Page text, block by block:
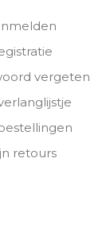
vergeten
retours